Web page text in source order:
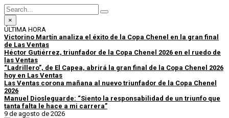
×
ÚLTIMA HORA
Victorino Martín analiza el éxito de la Copa Chenel en la gran final
de Las Ventas
Héctor Gutiérrez, triunfador de la Copa Chenel 2026 en el ruedo de
las Ventas
“Ladrillero”, de El Capea, abrirá la gran final de la Copa Chenel 2026
hoy en Las Ventas
Las Ventas corona mañana al nuevo triunfador de la Copa Chenel
2026
Manuel Diosleguarde: “Siento la responsabilidad de un triunfo que
tanta falta le hace a mi carrera”
9 de agosto de 2026